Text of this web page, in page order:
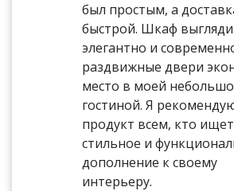
был простым, а
быстрой. Шкаф
элегантно и
раздвижные двери
место в моей
гостиной. Я
продукт всем, кто ищет
стильное и
дополнение к своему
интерьеру.